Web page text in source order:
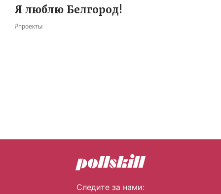
Я люблю Белгород!
#проекты
Следите за нами: